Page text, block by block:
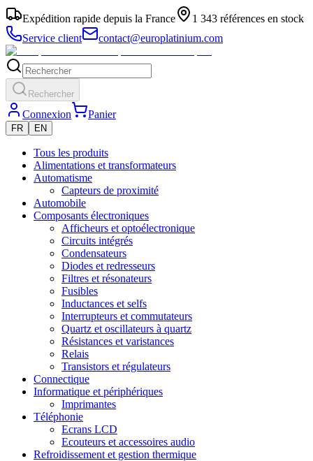
Expédition rapide depuis la France
1 343 références en stock
Service client
contact@europlatinium.com
Rechercher
Connexion Panier
FR EN
Tous les produits
Alimentations et transformateurs
Automatisme
Capteurs de proximité
Automobile
Composants électroniques
Afficheurs et optoélectronique
Circuits intégrés
Condensateurs
Diodes et redresseurs
Filtres et résonateurs
Fusibles
Inductances et selfs
Interrupteurs et commutateurs
Quartz et oscillateurs à quartz
Résistances et varistances
Relais
Transistors et régulateurs
Connectique
Informatique et périphériques
Imprimantes
Téléphonie
Ecrans LCD
Ecouteurs et accessoires audio
Refroidissement et gestion thermique